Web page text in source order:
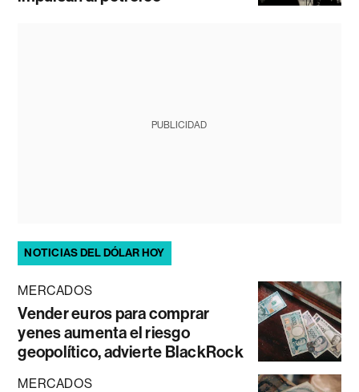
PUBLICIDAD
NOTICIAS DEL DÓLAR HOY
MERCADOS
Vender euros para comprar
yenes aumenta el riesgo
geopolítico, advierte BlackRock
MERCADOS